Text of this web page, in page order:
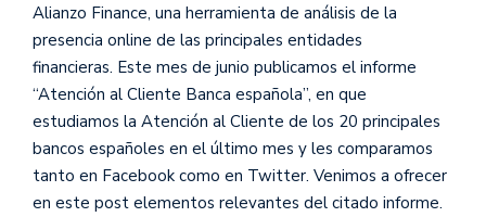
Alianzo Finance, una herramienta de análisis de la
presencia online de las principales entidades
financieras. Este mes de junio publicamos el informe
“Atención al Cliente Banca española”, en que
estudiamos la Atención al Cliente de los 20 principales
bancos españoles en el último mes y les comparamos
tanto en Facebook como en Twitter. Venimos a ofrecer
en este post elementos relevantes del citado informe.